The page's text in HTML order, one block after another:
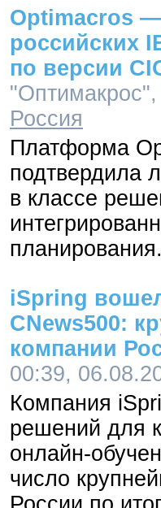
Optimacros —
российских
по версии
Россия
Платформа
подтвердила
в классе
iSpring
CNews500:
компании
00:39,
Компания
решений для
онлайн-
число